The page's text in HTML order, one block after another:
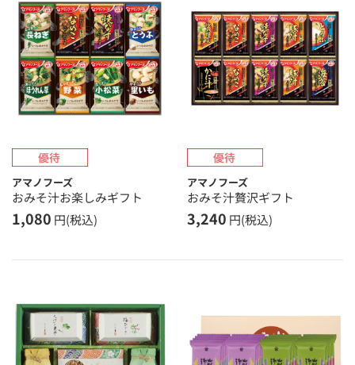
アマノフーズ
おみそ汁お楽しみギフト
1,080 円(税込)
アマノフーズ
おみそ汁贅沢ギフト
3,240 円(税込)